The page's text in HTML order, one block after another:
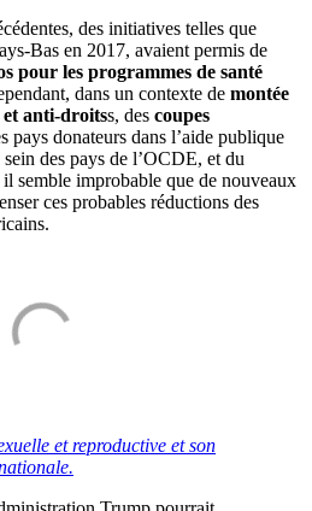
des initiatives telles que
Bas en 2017, avaient permis de
pour les programmes de santé
dans un contexte de montée
et anti-droitss, des coupes
pays donateurs dans l’aide publique
des pays de l’OCDE, et du
semble improbable que de nouveaux
ces probables réductions des
et reproductive et son